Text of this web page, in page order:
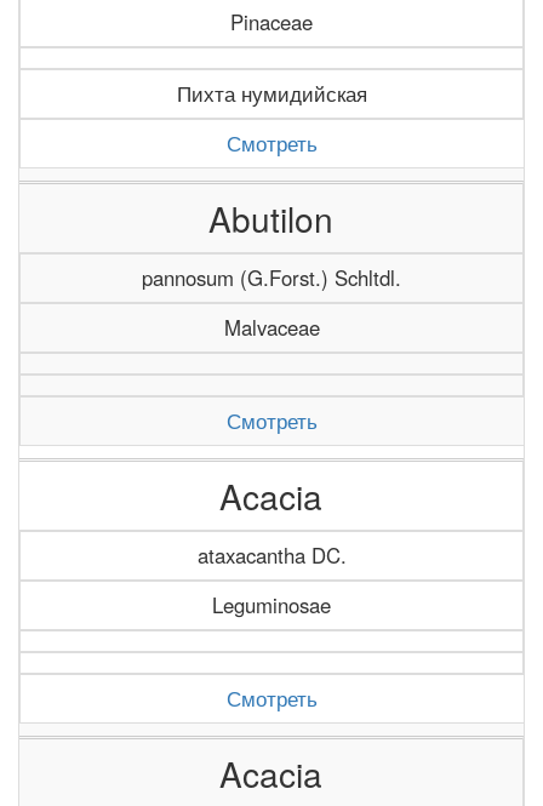
Pinaceae
Пихта нумидийская
Смотреть
Abutilon
pannosum (G.Forst.) Schltdl.
Malvaceae
Смотреть
Acacia
ataxacantha DC.
Leguminosae
Смотреть
Acacia